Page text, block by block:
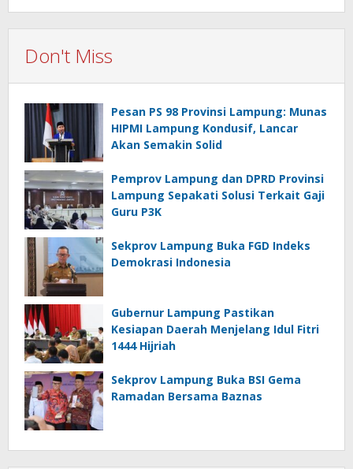
Don't Miss
Pesan PS 98 Provinsi Lampung: Munas
HIPMI Lampung Kondusif, Lancar
Akan Semakin Solid
Pemprov Lampung dan DPRD Provinsi
Lampung Sepakati Solusi Terkait Gaji
Guru P3K
Sekprov Lampung Buka FGD Indeks
Demokrasi Indonesia
Gubernur Lampung Pastikan
Kesiapan Daerah Menjelang Idul Fitri
1444 Hijriah
Sekprov Lampung Buka BSI Gema
Ramadan Bersama Baznas